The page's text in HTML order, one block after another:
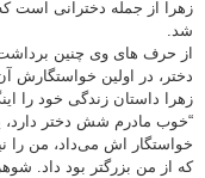
زهرا از جمله دخترانی است
شد.
از حرف های وی چنین برداشت
دختر، در اولین خواستگارش آن
زهرا داستان زندگی خود را
“خوب مادرم شش دختر دارد،
خواستگار اش می‌داد، من را
که از من بزرگتر بود داد.